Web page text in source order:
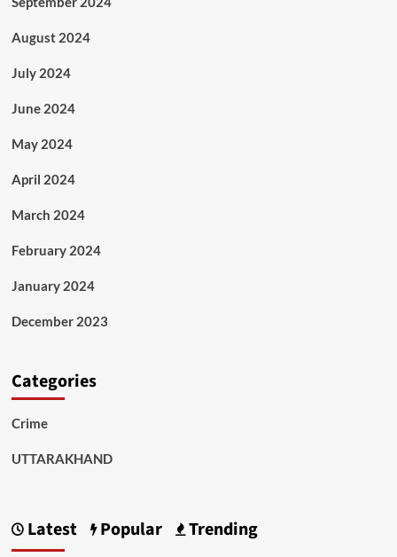
August 2024
July 2024
June 2024
May 2024
April 2024
March 2024
February 2024
January 2024
December 2023
Categories
Crime
UTTARAKHAND
Latest Popular Trending